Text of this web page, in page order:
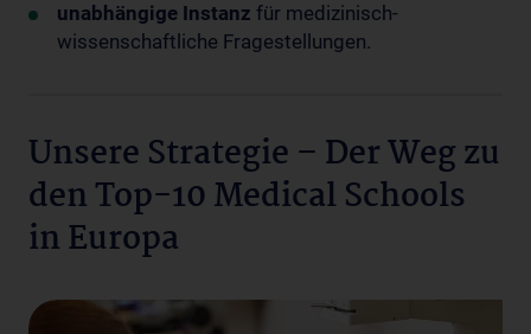
unabhängige Instanz für medizinisch-
wissenschaftliche Fragestellungen.
Unsere Strategie – Der Weg zu
den Top-10 Medical Schools
in Europa